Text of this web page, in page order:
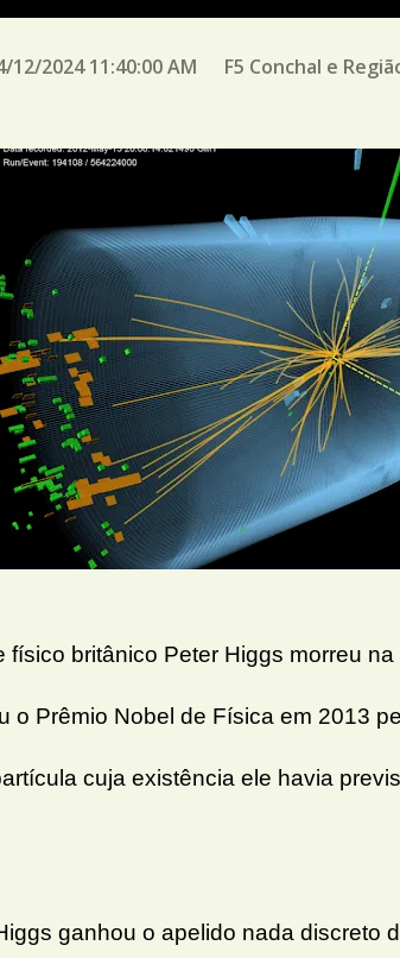
12/2024 11:40:00 AM F5 Conchal e
físico britânico Peter Higgs morreu
o Prêmio Nobel de Física em 2013
cuja existência ele havia
ganhou o apelido nada discreto